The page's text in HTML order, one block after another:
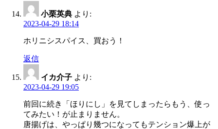
小栗英典 より:
2023-04-29 18:14
ホリニシスパイス、買おう！
返信
イカ介子 より:
2023-04-29 19:05
前回に続き「ほりにし」を見てしまったらもう、使っ
てみたい！が止まりません。
唐揚げは、やっぱり幾つになってもテンション爆上が